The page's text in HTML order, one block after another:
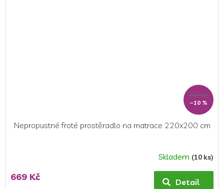
749 Kč
–10 %
Nepropustné froté prostěradlo na matrace 220x200 cm
produktu
Skladem (10 ks)
669 Kč Detail